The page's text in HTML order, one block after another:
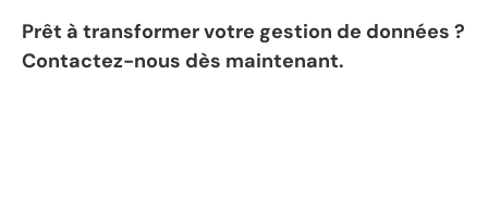
Prêt à transformer votre gestion de données ?
Contactez-nous dès maintenant.